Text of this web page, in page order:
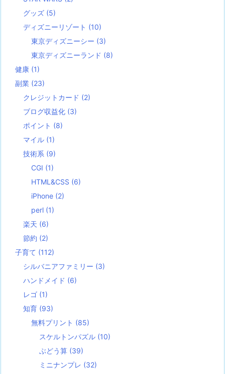
グッズ (5)
ディズニーリゾート (10)
東京ディズニーシー (3)
東京ディズニーランド (8)
健康 (1)
副業 (23)
クレジットカード (2)
ブログ収益化 (3)
ポイント (8)
マイル (1)
技術系 (9)
CGI (1)
HTML&CSS (6)
iPhone (2)
perl (1)
楽天 (6)
節約 (2)
子育て (112)
シルバニアファミリー (3)
ハンドメイド (6)
レゴ (1)
知育 (93)
無料プリント (85)
スケルトンパズル (10)
ぶどう算 (39)
ミニナンプレ (32)